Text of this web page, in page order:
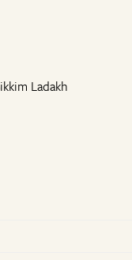
Ladakh